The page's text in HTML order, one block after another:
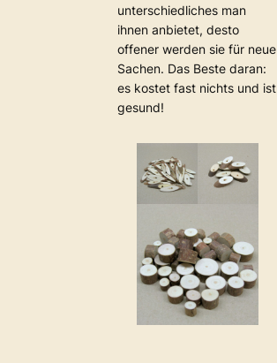
unterschiedliches man
ihnen anbietet, desto
offener werden sie für neue
Sachen. Das Beste daran:
es kostet fast nichts und ist
gesund!